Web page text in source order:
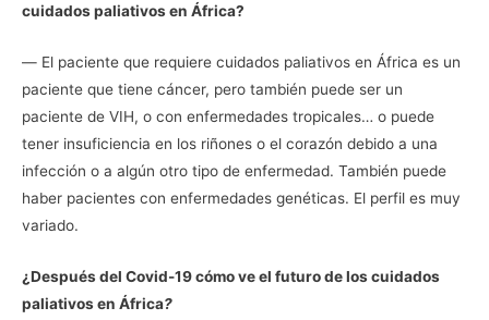
cuidados paliativos en África?
― El paciente que requiere cuidados paliativos en África es un
paciente que tiene cáncer, pero también puede ser un
paciente de VIH, o con enfermedades tropicales… o puede
tener insuficiencia en los riñones o el corazón debido a una
infección o a algún otro tipo de enfermedad. También puede
haber pacientes con enfermedades genéticas. El perfil es muy
variado.
¿Después del Covid-19 cómo ve el futuro de los cuidados
paliativos en África?